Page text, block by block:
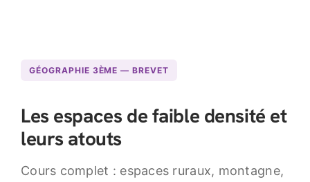
Primaire
Collège
GÉOGRAPHIE 3ÈME — BREVET
Les espaces de faible densité et
leurs atouts
Cours complet : espaces ruraux, montagne,